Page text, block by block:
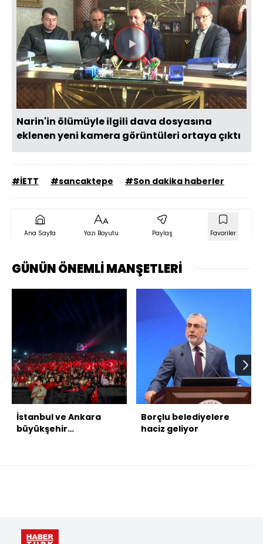
Videoyu
Oynat
Narin'in ölümüyle ilgili dava dosyasına
eklenen yeni kamera görüntüleri ortaya çıktı
#İETT #sancaktepe #Son dakika haberler
Ana Sayfa Yazı Boyutu Paylaş Favoriler
GÜNÜN ÖNEMLİ MANŞETLERİ
İstanbul ve Ankara
büyükşehir
Borçlu belediyelere
haciz geliyor